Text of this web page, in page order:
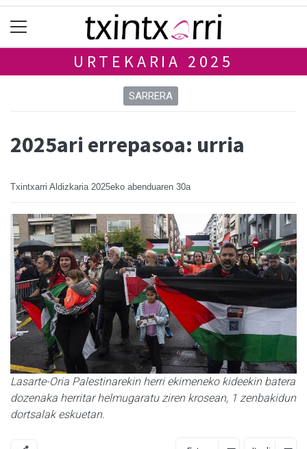
URTEKARIA 2025
SARRERA
2025ari errepasoa: urria
Txintxarri Aldizkaria 2025eko abenduaren 30a
Lasarte-Oria Palestinarekin herri ekimeneko kideekin batera
dozenaka herritar helmugaratu ziren krosean, 1 zenbakidun
dortsalak eskuetan.